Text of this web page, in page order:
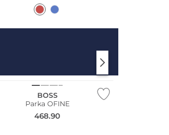
BOSS
Parka OFINE
468.90